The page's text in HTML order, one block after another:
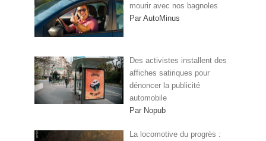
mourir avec nos bagnoles
Par AutoMinus
Des activistes installent des
affiches satiriques pour
dénoncer la publicité
automobile
Par Nopub
La locomotive du progrès :